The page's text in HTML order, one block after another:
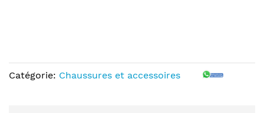
Catégorie: Chaussures et accessoires